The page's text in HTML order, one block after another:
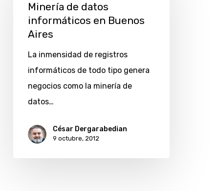
datos
informáticos
Buenos
Aires
Minería de datos
informáticos en Buenos
Aires
La inmensidad de registros
informáticos de todo tipo genera
negocios como la minería de
datos…
César Dergarabedian
9 octubre, 2012